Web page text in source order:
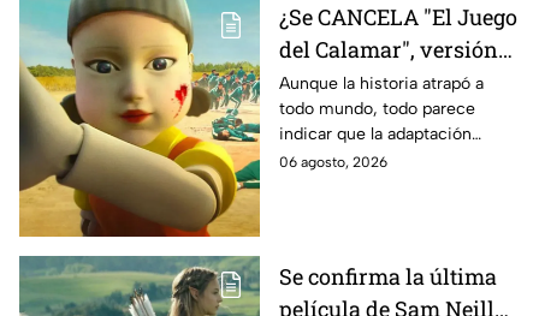
¿Se CANCELA "El Juego
del Calamar", versión
Estados Unidos? Esto
es lo que se sabe al
momento
Aunque la historia atrapó a
todo mundo, todo parece
indicar que la adaptación
podría ser cancelada:
06 agosto, 2026
Se confirma la última
película de Sam Neill